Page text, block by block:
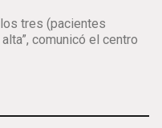
tres (pacientes
comunicó el centro